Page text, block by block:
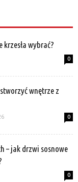
wybrać?
0
wnętrze z
0
– jak drzwi sosnowe
0